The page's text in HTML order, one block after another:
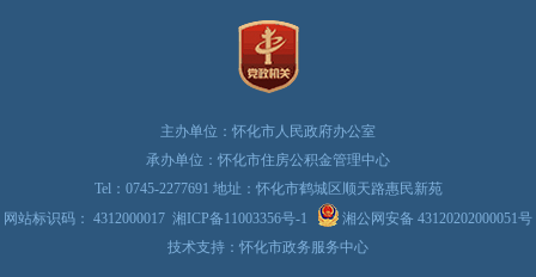
主办单位：怀化市人民政府办公室
承办单位：怀化市住房公积金管理中心
Tel：0745-2277691 地址：怀化市鹤城区顺天路惠民新苑
网站标识码： 4312000017 湘ICP备11003356号-1
湘公网安备 43120202000051号
技术支持：怀化市政务服务中心